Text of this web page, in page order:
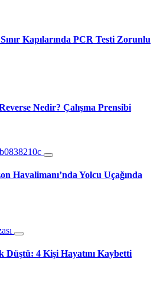
Kapılarında PCR Testi Zorunlu
Nedir? Çalışma Prensibi
Havalimanı’nda Yolcu Uçağında
Düştü: 4 Kişi Hayatını Kaybetti